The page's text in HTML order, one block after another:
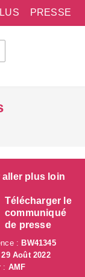
PRESSE
aller plus loin
Télécharger le
communiqué
de presse
: BW41345
29 Août 2022
: AMF